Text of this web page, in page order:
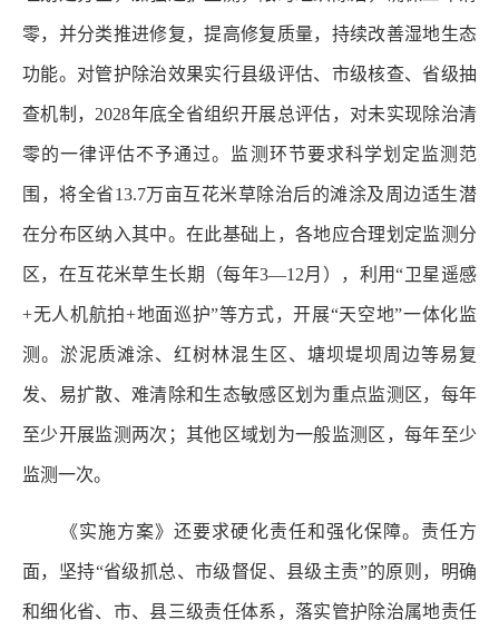
零，并分类推进修复，提高修复质量，持续改善湿地生态
功能。对管护除治效果实行县级评估、市级核查、省级抽
查机制，2028年底全省组织开展总评估，对未实现除治清
零的一律评估不予通过。监测环节要求科学划定监测范
围，将全省13.7万亩互花米草除治后的滩涂及周边适生潜
在分布区纳入其中。在此基础上，各地应合理划定监测分
区，在互花米草生长期（每年3—12月），利用“卫星遥感
+无人机航拍+地面巡护”等方式，开展“天空地”一体化监
测。淤泥质滩涂、红树林混生区、塘坝堤坝周边等易复
发、易扩散、难清除和生态敏感区划为重点监测区，每年
至少开展监测两次；其他区域划为一般监测区，每年至少
监测一次。
《实施方案》还要求硬化责任和强化保障。责任方
面，坚持“省级抓总、市级督促、县级主责”的原则，明确
和细化省、市、县三级责任体系，落实管护除治属地责任